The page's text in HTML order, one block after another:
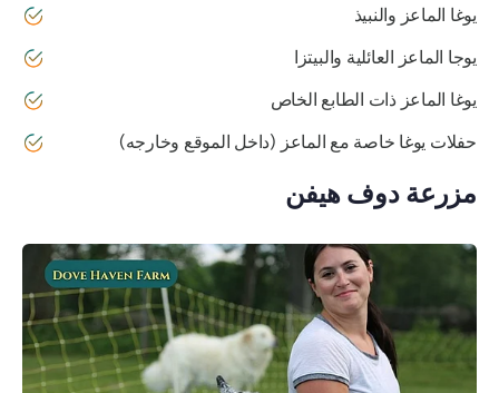
يوغا الماعز والنبيذ
يوجا الماعز العائلية والبيتزا
يوغا الماعز ذات الطابع الخاص
حفلات يوغا خاصة مع الماعز (داخل الموقع وخارجه)
مزرعة دوف هيفن